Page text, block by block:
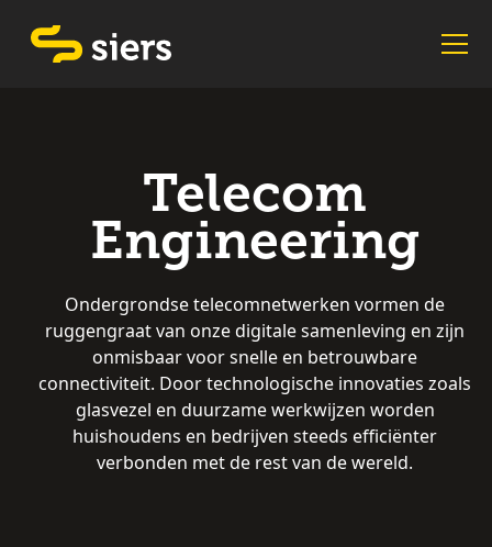
Telecom
Engineering
Ondergrondse telecomnetwerken vormen de
ruggengraat van onze digitale samenleving en zijn
onmisbaar voor snelle en betrouwbare
connectiviteit. Door technologische innovaties zoals
glasvezel en duurzame werkwijzen worden
huishoudens en bedrijven steeds efficiënter
verbonden met de rest van de wereld.